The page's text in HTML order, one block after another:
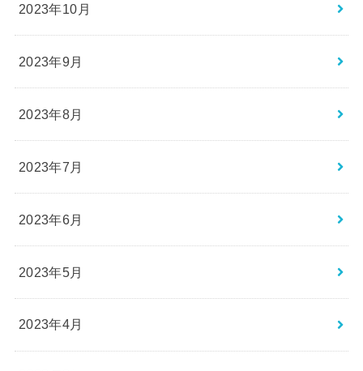
2023年10月
2023年9月
2023年8月
2023年7月
2023年6月
2023年5月
2023年4月